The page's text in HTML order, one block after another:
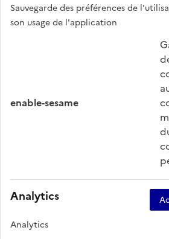
Sauvegarde des préférences de
son usage de l'application
enable-sesame
Analytics
Analytics